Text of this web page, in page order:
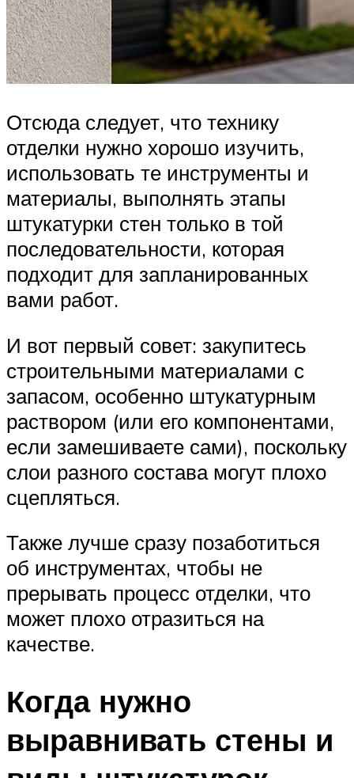
Отсюда следует, что технику
отделки нужно хорошо изучить,
использовать те инструменты и
материалы, выполнять этапы
штукатурки стен только в той
последовательности, которая
подходит для запланированных
вами работ.
И вот первый совет: закупитесь
строительными материалами с
запасом, особенно штукатурным
раствором (или его компонентами,
если замешиваете сами), поскольку
слои разного состава могут плохо
сцепляться.
Также лучше сразу позаботиться
об инструментах, чтобы не
прерывать процесс отделки, что
может плохо отразиться на
качестве.
Когда нужно
выравнивать стены и